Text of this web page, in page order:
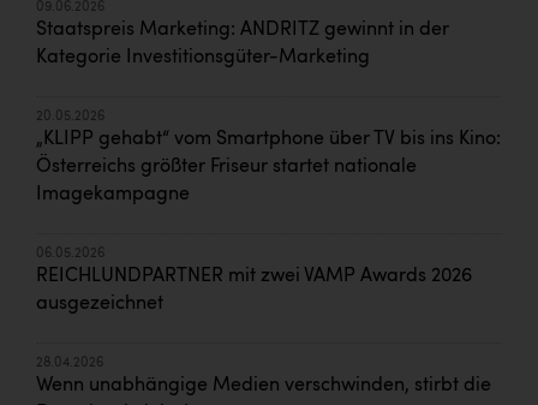
09.06.2026
Staatspreis Marketing: ANDRITZ gewinnt in der
Kategorie Investitionsgüter-Marketing
20.05.2026
„KLIPP gehabt“ vom Smartphone über TV bis ins Kino:
Österreichs größter Friseur startet nationale
Imagekampagne
06.05.2026
REICHLUNDPARTNER mit zwei VAMP Awards 2026
ausgezeichnet
28.04.2026
Wenn unabhängige Medien verschwinden, stirbt die